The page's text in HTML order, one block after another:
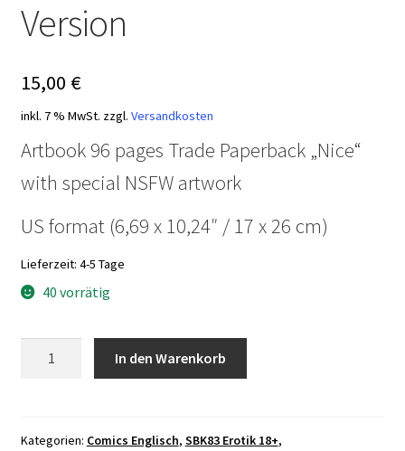
Version
15,00 €
inkl. 7 % MwSt. zzgl. Versandkosten
Artbook 96 pages Trade Paperback „Nice“
with special NSFW artwork
US format (6,69 x 10,24″ / 17 x 26 cm)
Lieferzeit: 4-5 Tage
40 vorrätig
Michael
In den Warenkorb
Kategorien: Comics Englisch, SBK83 Erotik 18+,